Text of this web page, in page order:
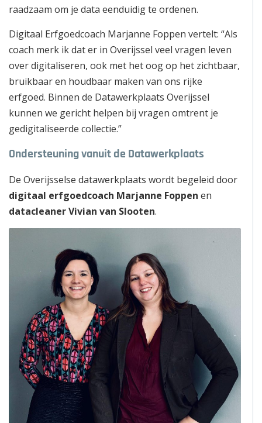
raadzaam om je data eenduidig te ordenen.
Digitaal Erfgoedcoach Marjanne Foppen vertelt: “Als
coach merk ik dat er in Overijssel veel vragen leven
over digitaliseren, ook met het oog op het zichtbaar,
bruikbaar en houdbaar maken van ons rijke
erfgoed. Binnen de Datawerkplaats Overijssel
kunnen we gericht helpen bij vragen omtrent je
gedigitaliseerde collectie.”
Ondersteuning vanuit de Datawerkplaats
De Overijsselse datawerkplaats wordt begeleid door
digitaal erfgoedcoach Marjanne Foppen en
datacleaner Vivian van Slooten.